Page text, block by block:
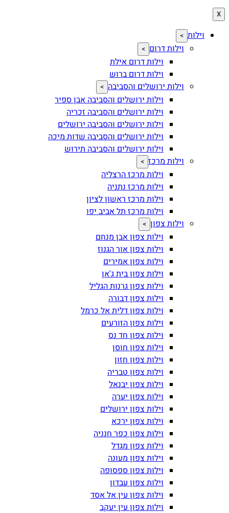
X
וילות >
וילות דרום >
וילות דרום אילת
וילות דרום ברוש
וילות ירושלים והסביבה >
וילות ירושלים והסביבה אבן ספיר
וילות ירושלים והסביבה זכריה
וילות ירושלים והסביבה ירושלים
וילות ירושלים והסביבה שדות מיכה
וילות ירושלים והסביבה תירוש
וילות מרכז >
וילות מרכז הרצליה
וילות מרכז נתניה
וילות מרכז ראשון לציון
וילות מרכז תל אביב יפו
וילות צפון >
וילות צפון אבן מנחם
וילות צפון אור הגנוז
וילות צפון אמירים
וילות צפון בית ג'אן
וילות צפון גרנות הגליל
וילות צפון דבורה
וילות צפון דלית אל כרמל
וילות צפון הזורעים
וילות צפון חד נס
וילות צפון חוסן
וילות צפון חזון
וילות צפון טבריה
וילות צפון יבנאל
וילות צפון יערה
וילות צפון ירושלים
וילות צפון ירכא
וילות צפון כפר חנניה
וילות צפון מגדל
וילות צפון מעונה
וילות צפון ספסופה
וילות צפון עבדון
וילות צפון עין אל אסד
וילות צפון עין יעקב